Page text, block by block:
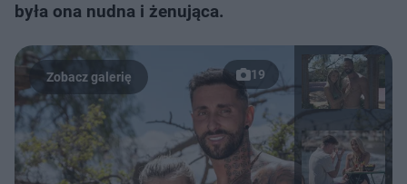
była ona nudna i żenująca.
19